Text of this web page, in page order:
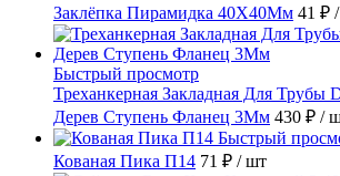
Заклёпка Пирамидка 40X40Мм 41 ₽
Быстрый просмотр
Треханкерная Закладная Для
Дерев Ступень Фланец 3Мм 430 ₽ /
Быстрый
Кованая Пика П14 71 ₽ / шт